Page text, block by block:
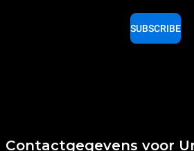
SUBSCRIBE
Contactgegevens voor